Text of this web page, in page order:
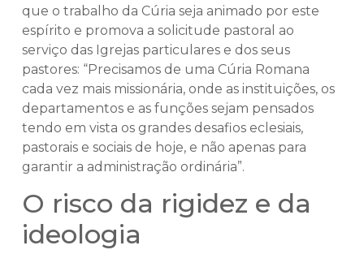
que o trabalho da Cúria seja animado por este
espírito e promova a solicitude pastoral ao
serviço das Igrejas particulares e dos seus
pastores: “Precisamos de uma Cúria Romana
cada vez mais missionária, onde as instituições, os
departamentos e as funções sejam pensados
tendo em vista os grandes desafios eclesiais,
pastorais e sociais de hoje, e não apenas para
garantir a administração ordinária”.
O risco da rigidez e da
ideologia